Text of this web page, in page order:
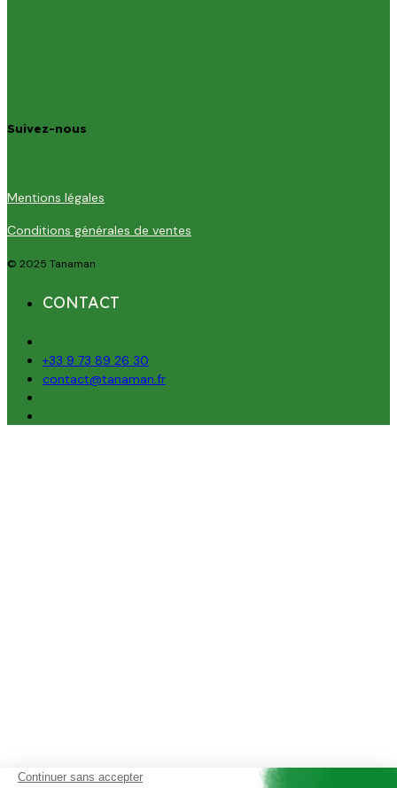
Suivez-nous
Mentions légales
Conditions générales de ventes
© 2025 Tanaman
CONTACT
+33 9 73 89 26 30
contact@tanaman.fr